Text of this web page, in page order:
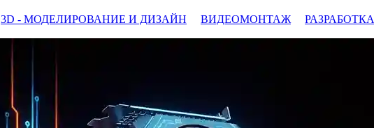
3D - МОДЕЛИРОВАНИЕ И ДИЗАЙН ВИДЕОМОНТАЖ РАЗРАБОТКА